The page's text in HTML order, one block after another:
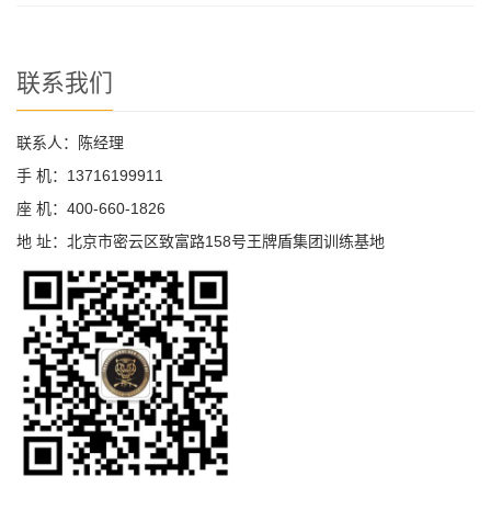
联系我们
联系人：陈经理
手 机：13716199911
座 机：400-660-1826
地 址：北京市密云区致富路158号王牌盾集团训练基地